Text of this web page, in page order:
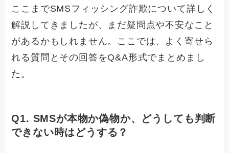
ここまでSMSフィッシング詐欺について詳しく
解説してきましたが、まだ疑問点や不安なこと
があるかもしれません。ここでは、よく寄せら
れる質問とその回答をQ&A形式でまとめまし
た。
Q1. SMSが本物か偽物か、どうしても判断
できない時はどうする？